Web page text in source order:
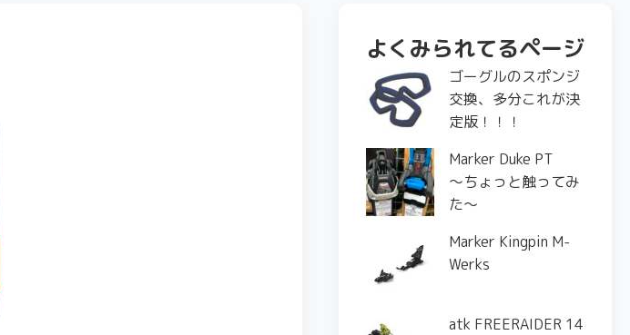
よくみられてるページ
ゴーグルのスポンジ
交換、多分これが決
定版！！！
Marker Duke PT
〜ちょっと触ってみ
た〜
Marker Kingpin M-
Werks
atk FREERAIDER 14